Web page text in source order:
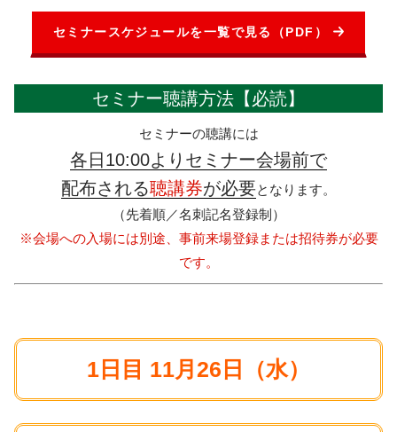
セミナースケジュールを一覧で見る（PDF）
セミナー聴講方法【必読】
セミナーの聴講には
各日10:00よりセミナー会場前で
配布される聴講券が必要となります。
（先着順／名刺記名登録制）
※会場への入場には別途、事前来場登録または招待券が必要
です。
1日目 11月26日（水）